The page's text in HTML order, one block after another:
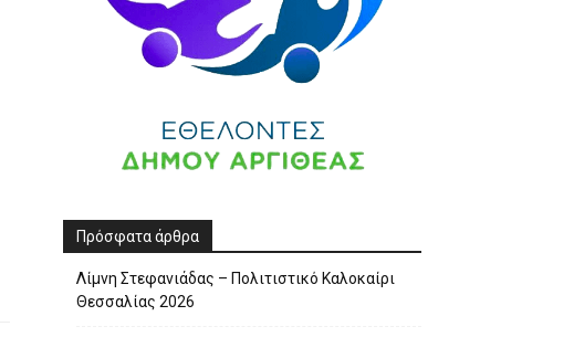
Πρόσφατα άρθρα
Λίμνη Στεφανιάδας – Πολιτιστικό Καλοκαίρι
Θεσσαλίας 2026